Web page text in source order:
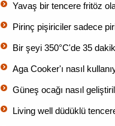
Yavaş bir tencere fritöz
Pirinç pişiriciler sadece
Bir şeyi 350°C'de 35
Aga Cooker'ı nasıl
Güneş ocağı nasıl
Living well düdüklü